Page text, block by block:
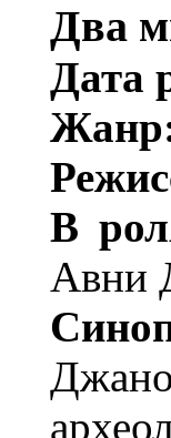
Два
Дата
В
Авни